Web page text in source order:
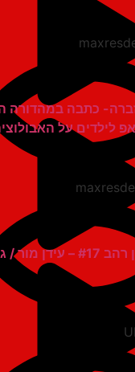
כתבה במהדורה הצעירה
על האבולוציה
המתנחלת | דורון רהב #17 – עידן מור / גדי